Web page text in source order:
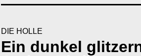
DIE HÖLLE
Ein dunkel